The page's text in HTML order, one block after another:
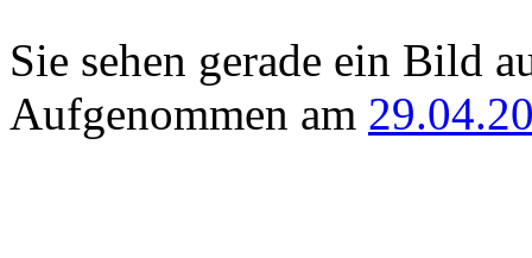
Sie sehen gerade ein Bild
Aufgenommen am